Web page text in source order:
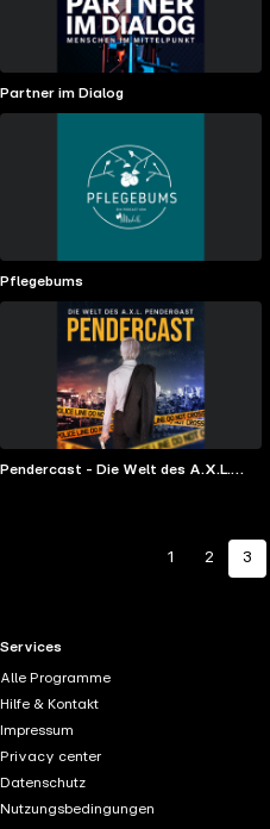
Partner im Dialog
Pflegebums
Pendercast - Die Welt des A.X.L.
1 2 3
RTL+ useful links.
Services
Alle Programme
Hilfe & Kontakt
Impressum
Privacy center
Datenschutz
Nutzungsbedingungen